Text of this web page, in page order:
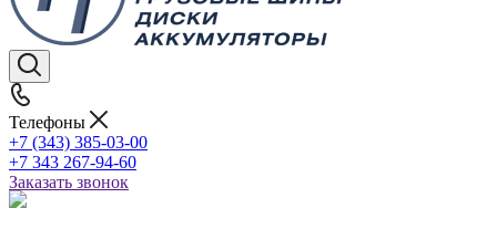
Телефоны
+7 (343) 385-03-00
+7 343 267-94-60
Заказать звонок